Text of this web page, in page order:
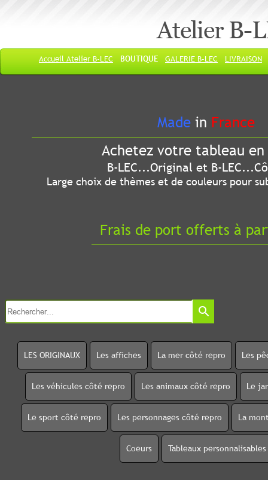
Atelier B-
Accueil Atelier B-LEC BOUTIQUE GALERIE B-LEC LIVRAISON
Made in France
Achetez votre tableau
B-LEC...Original et B-
Large choix de thèmes et de couleurs pour
Frais de port offerts à
search
LES ORIGINAUX Les affiches La mer côté repro Les
Les véhicules côté repro Les animaux côté repro Le
Le sport côté repro Les personnages côté repro La
Coeurs Tableaux personnalisables